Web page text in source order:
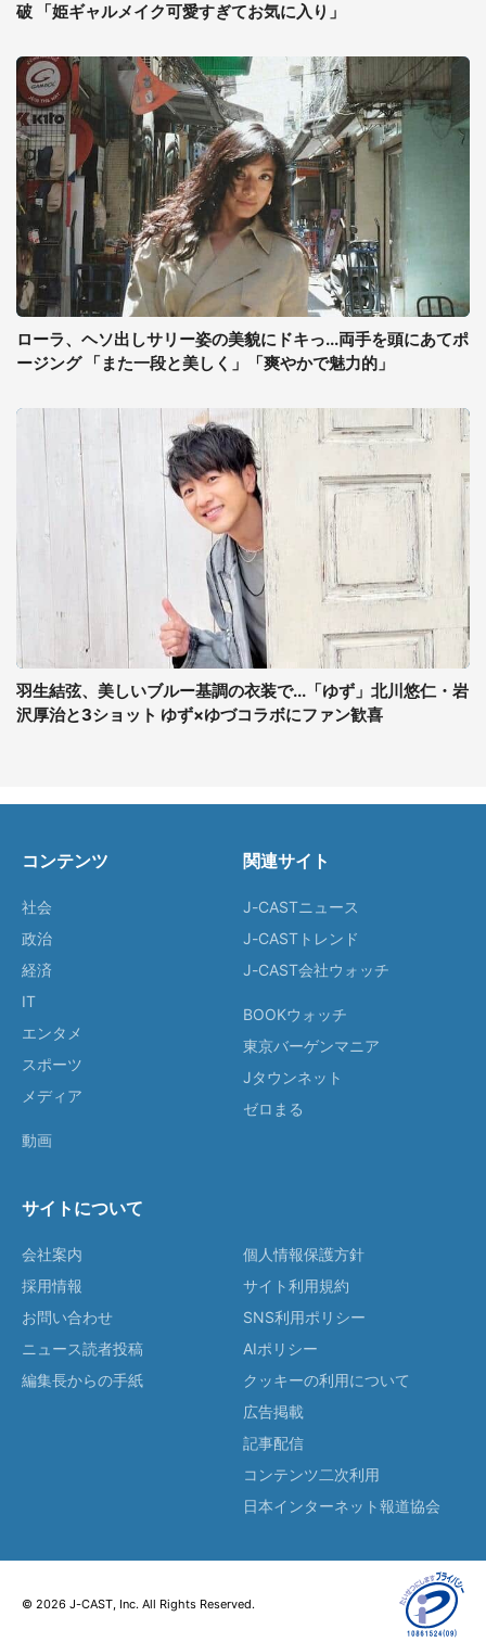
破 「姫ギャルメイク可愛すぎてお気に入り」
ローラ、ヘソ出しサリー姿の美貌にドキっ...両手を頭にあてポ
ージング 「また一段と美しく」「爽やかで魅力的」
羽生結弦、美しいブルー基調の衣装で...「ゆず」北川悠仁・岩
沢厚治と3ショット ゆず×ゆづコラボにファン歓喜
コンテンツ
社会
政治
経済
IT
エンタメ
スポーツ
メディア
動画
関連サイト
J-CASTニュース
J-CASTトレンド
J-CAST会社ウォッチ
BOOKウォッチ
東京バーゲンマニア
Jタウンネット
ゼロまる
サイトについて
会社案内
採用情報
お問い合わせ
ニュース読者投稿
編集長からの手紙
個人情報保護方針
サイト利用規約
SNS利用ポリシー
AIポリシー
クッキーの利用について
広告掲載
記事配信
コンテンツ二次利用
日本インターネット報道協会
© 2026 J-CAST, Inc. All Rights Reserved.